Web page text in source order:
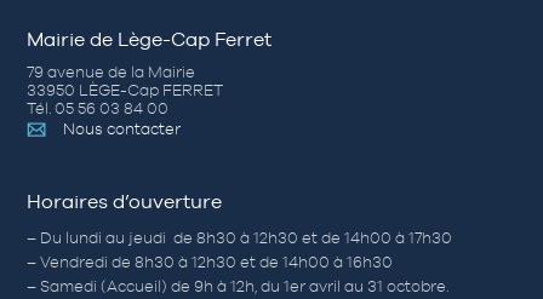
Mairie de Lège-Cap Ferret
79 avenue de la Mairie
33950 LÈGE-Cap FERRET
Tél. 05 56 03 84 00
Nous contacter
Horaires d’ouverture
– Du lundi au jeudi de 8h30 à 12h30 et de 14h00 à 17h30
– Vendredi de 8h30 à 12h30 et de 14h00 à 16h30
– Samedi (Accueil) de 9h à 12h, du 1er avril au 31 octobre.